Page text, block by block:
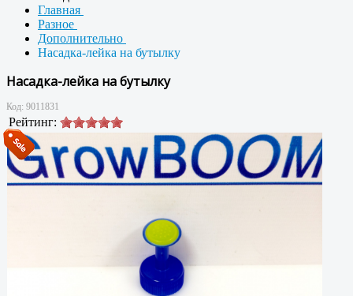
Главная
Разное
Дополнительно
Насадка-лейка на бутылку
Насадка-лейка на бутылку
Код: 9011831
Рейтинг: